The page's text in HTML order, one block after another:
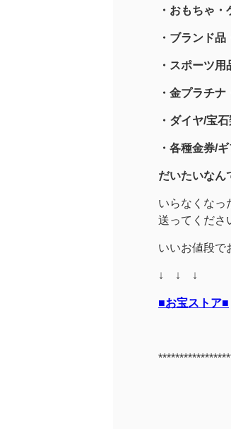
・おもちゃ
・ブランド
・スポーツ用
・金プラチナ
・ ダイヤ/宝
・各種金券/
だいたいなん
いらなくなっ
送ってくださ
いいお値段で
↓ ↓ ↓
■お宝ストア■